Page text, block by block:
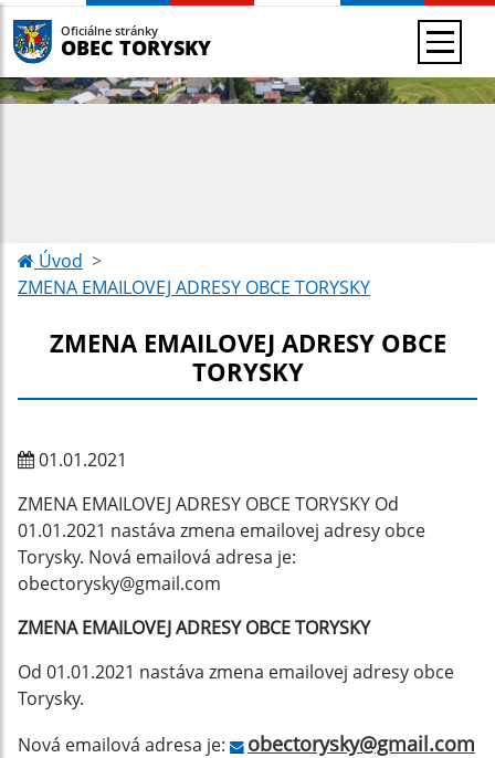
Oficiálne stránky
OBEC TORYSKY
Úvod
ZMENA EMAILOVEJ ADRESY OBCE TORYSKY
ZMENA EMAILOVEJ ADRESY OBCE
TORYSKY
01.01.2021
ZMENA EMAILOVEJ ADRESY OBCE TORYSKY Od
01.01.2021 nastáva zmena emailovej adresy obce
Torysky. Nová emailová adresa je:
obectorysky@gmail.com
ZMENA EMAILOVEJ ADRESY OBCE TORYSKY
Od 01.01.2021 nastáva zmena emailovej adresy obce
Torysky.
Nová emailová adresa je:
obectorysky@gmail.com